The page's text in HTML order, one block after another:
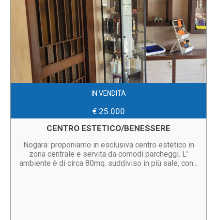
IN VENDITA
€ 25.000
CENTRO ESTETICO/BENESSERE
Nogara: proponiamo in esclusiva centro estetico in
zona centrale e servita da comodi parcheggi. L'
ambiente è di circa 80mq. suddiviso in più sale, con...